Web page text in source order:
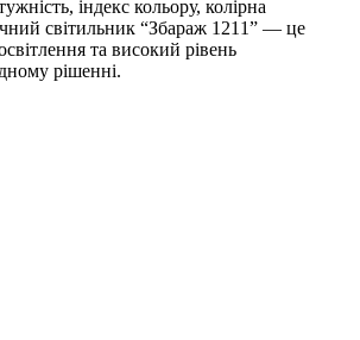
індекс кольору, колірна
світильник “Збараж 1211” — це
та високий рівень
рішенні.